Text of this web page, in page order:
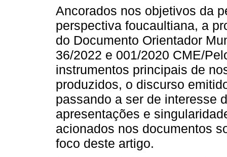
Ancorados nos objetivos da
perspectiva foucaultiana, a
do Documento Orientador
36/2022 e 001/2020 CME/
instrumentos principais de
produzidos, o discurso
passando a ser de interesse
apresentações e
acionados nos documentos
foco deste artigo.